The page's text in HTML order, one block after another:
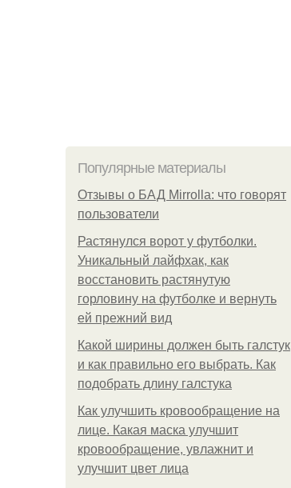
Популярные материалы
Отзывы о БАД Mirrolla: что говорят
пользователи
Растянулся ворот у футболки.
Уникальный лайфхак, как
восстановить растянутую
горловину на футболке и вернуть
ей прежний вид
Какой ширины должен быть галстук
и как правильно его выбрать. Как
подобрать длину галстука
Как улучшить кровообращение на
лице. Какая маска улучшит
кровообращение, увлажнит и
улучшит цвет лица